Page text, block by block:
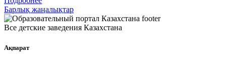
Барлық жаңалықтар
Все детские заведения Казахстана
Ақпарат